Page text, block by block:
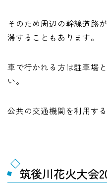
そのため周辺の幹線道路
滞することもあります。
車で行かれる方は駐車場
い。
公共の交通機関を利用す
筑後川花火大会